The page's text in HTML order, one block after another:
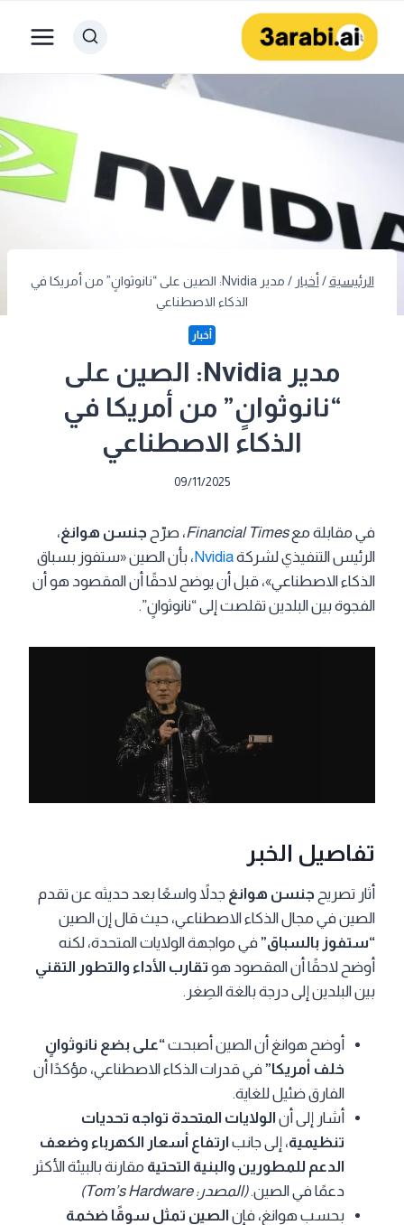
المحتوى
الرئيسية / أخبار /
مدير Nvidia: الصين على “نانوثوانٍ” من أمريكا في
الذكاء الاصطناعي
أخبار
مدير Nvidia: الصين على
“نانوثوانٍ” من أمريكا في
الذكاء الاصطناعي
09/11/2025
في مقابلة معFinancial Times، صرّح جنسن هوانغ،
الرئيس التنفيذي لشركةNvidia، بأن الصين «ستفوز بسباق
الذكاء الاصطناعي»، قبل أن يوضح لاحقًا أن المقصود هو أن
الفجوة بين البلدين تقلصت إلى “نانوثوانٍ”.
تفاصيل الخبر
أثار تصريح جنسن هوانغ جدلاً واسعًا بعد حديثه عن تقدم
الصين في مجال الذكاء الاصطناعي، حيث قال إن الصين
“ستفوز بالسباق”في مواجهة الولايات المتحدة، لكنه
أوضح لاحقًا أن المقصود هو تقارب الأداء والتطور التقني
بين البلدين إلى درجة بالغة الصِغر.
أوضح هوانغ أن الصين أصبحت“على بضع نانوثوانٍ
خلف أمريكا”في قدرات الذكاء الاصطناعي، مؤكدًا أن
الفارق ضئيل للغاية.
أشار إلى أن الولايات المتحدة تواجه تحديات
تنظيمية، إلى جانب ارتفاع أسعار الكهرباء وضعف
الدعم للمطورين والبنية التحتية مقارنة بالبيئة الأكثر
دعمًا في الصين.(المصدر: Tom’s Hardware)
بحسب هوانغ، فإن الصين تمثل سوقًا ضخمة